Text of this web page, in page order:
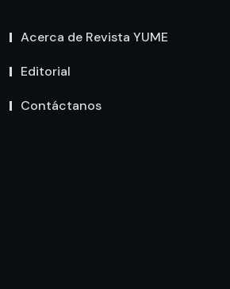
Acerca de Revista YUME
Editorial
Contáctanos